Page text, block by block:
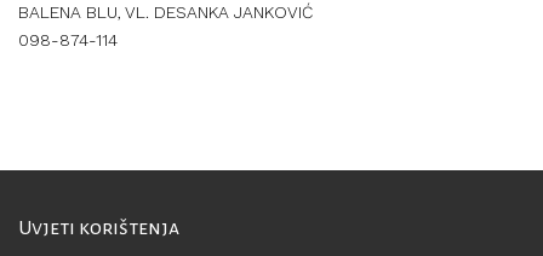
BALENA BLU, VL. DESANKA JANKOVIĆ
098-874-114
Uvjeti korištenja